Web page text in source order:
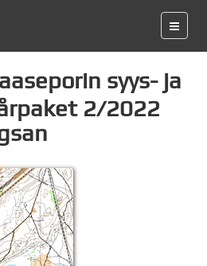
syys- ja
2/2022